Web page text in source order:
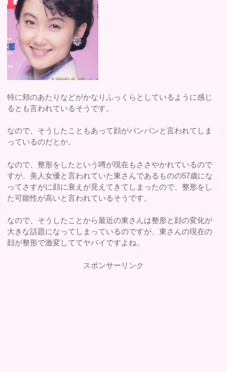
特に頬のあたりなどがかなりふっくらとしているように感じ
るとも言われているそうです。
なので、そうしたこともあって顔がパンパンと言われてしま
っているのだとか。
なので、整形をしたという噂が現在もささやかれているので
すが、美人女優と言われていた東さんであるものの57歳にな
ってさすがに顔に衰えが見えてきてしまったので、整形をし
た可能性が高いと言われているそうです。
なので、そうしたことから最近の東さんは整形と顔の変化が
大きな話題になってしまっているのですが、東さんの現在の
顔が整形で激変しててヤバイですよね。
スポンサーリンク